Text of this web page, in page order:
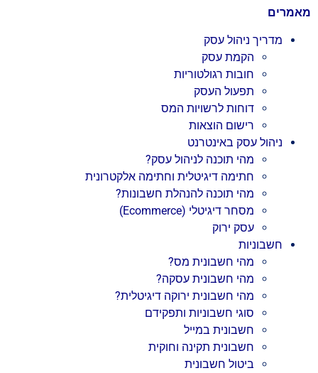
מאמרים
מדריך ניהול עסק
הקמת עסק
חובות רגולטוריות
תפעול העסק
דוחות לרשויות המס
רישום הוצאות
ניהול עסק באינטרנט
מהי תוכנה לניהול עסק?
חתימה דיגיטלית וחתימה אלקטרונית
מהי תוכנה להנהלת חשבונות?
מסחר דיגיטלי (Ecommerce)
עסק ירוק
חשבוניות
מהי חשבונית מס?
מהי חשבונית עסקה?
מהי חשבונית ירוקה דיגיטלית?
סוגי חשבוניות ותפקידם
חשבונית במייל
חשבונית תקינה וחוקית
ביטול חשבונית